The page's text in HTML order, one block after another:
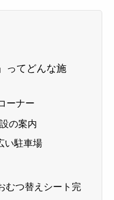
ってどんな施
ーナー
の案内
い駐車場
むつ替えシート完